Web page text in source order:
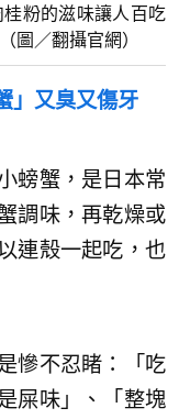
粉的滋味讓人百吃
圖／翻攝官網）
又臭又傷牙
螃蟹，是日本常
調味，再乾燥或
連殼一起吃，也
慘不忍睹：「吃
屎味」、「整塊